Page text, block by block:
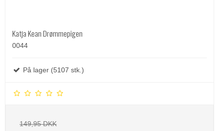
Katja Kean Drømmepigen
0044
På lager (5107 stk.)
149,95 DKK